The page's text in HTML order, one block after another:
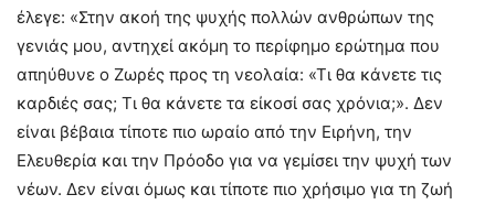
έλεγε: «Στην ακοή της ψυχής πολλών ανθρώπων της
γενιάς μου, αντηχεί ακόμη το περίφημο ερώτημα που
απηύθυνε ο Ζωρές προς τη νεολαία: «Τι θα κάνετε τις
καρδιές σας; Τι θα κάνετε τα είκοσί σας χρόνια;». Δεν
είναι βέβαια τίποτε πιο ωραίο από την Ειρήνη, την
Ελευθερία και την Πρόοδο για να γεμίσει την ψυχή των
νέων. Δεν είναι όμως και τίποτε πιο χρήσιμο για τη ζωή